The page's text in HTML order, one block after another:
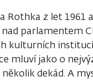
Rothka z let 1961
parlamentem
kulturních
mluví jako o
dekád. A